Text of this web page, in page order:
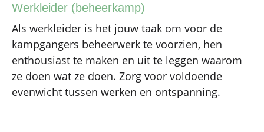
Werkleider (beheerkamp)
Als werkleider is het jouw taak om voor de
kampgangers beheerwerk te voorzien, hen
enthousiast te maken en uit te leggen waarom
ze doen wat ze doen. Zorg voor voldoende
evenwicht tussen werken en ontspanning.